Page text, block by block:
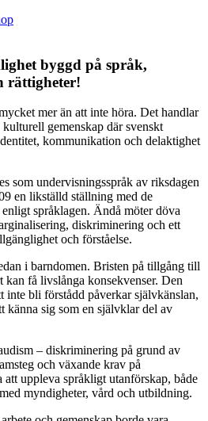
byggd på språk,
rättigheter!
mer än att inte höra. Det handlar
gemenskap där svenskt
kommunikation och delaktighet
som undervisningsspråk av riksdagen
en likställd ställning med de
språklagen. Ändå möter döva
diskriminering och ett
och förståelse.
i barndomen. Bristen på tillgång till
få livslånga konsekvenser. Den
inte bli förstådd påverkar självkänslan,
känna sig som en självklar del av
– diskriminering på grund av
och växande krav på
uppleva språkligt utanförskap, både
myndigheter, vård och utbildning.